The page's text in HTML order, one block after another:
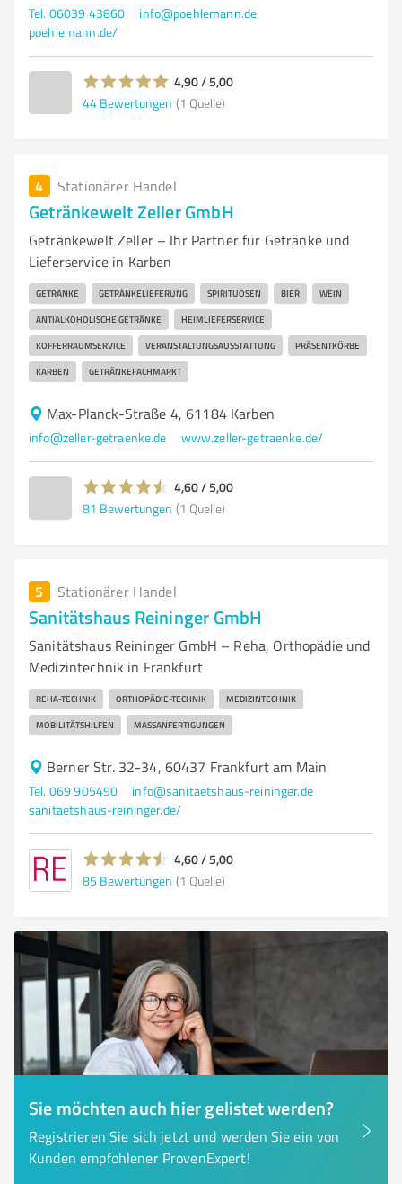
Tel. 06039 43860
info@poehlemann.de
poehlemann.de/
4,90 / 5,00
44 Bewertungen (1 Quelle)
4 Stationärer Handel
Getränkewelt Zeller GmbH
Getränkewelt Zeller – Ihr Partner für Getränke und
Lieferservice in Karben
GETRÄNKE GETRÄNKELIEFERUNG SPIRITUOSEN BIER WEIN
ANTIALKOHOLISCHE GETRÄNKE HEIMLIEFERSERVICE
KOFFERRAUMSERVICE VERANSTALTUNGSAUSSTATTUNG PRÄSENTKÖRBE
KARBEN GETRÄNKEFACHMARKT
Max-Planck-Straße 4, 61184 Karben
info@zeller-getraenke.de www.zeller-getraenke.de/
4,60 / 5,00
81 Bewertungen (1 Quelle)
5 Stationärer Handel
Sanitätshaus Reininger GmbH
Sanitätshaus Reininger GmbH – Reha, Orthopädie und
Medizintechnik in Frankfurt
REHA-TECHNIK ORTHOPÄDIE-TECHNIK MEDIZINTECHNIK
MOBILITÄTSHILFEN MASSANFERTIGUNGEN
Berner Str. 32-34, 60437 Frankfurt am Main
Tel. 069 905490
info@sanitaetshaus-reininger.de
sanitaetshaus-reininger.de/
4,60 / 5,00
85 Bewertungen (1 Quelle)
Sie möchten auch hier gelistet werden?
Registrieren Sie sich jetzt und werden Sie ein von
Kunden empfohlener ProvenExpert!